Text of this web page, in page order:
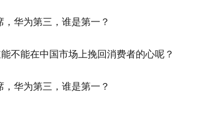
不能在中国市场上挽回消费者的心呢？